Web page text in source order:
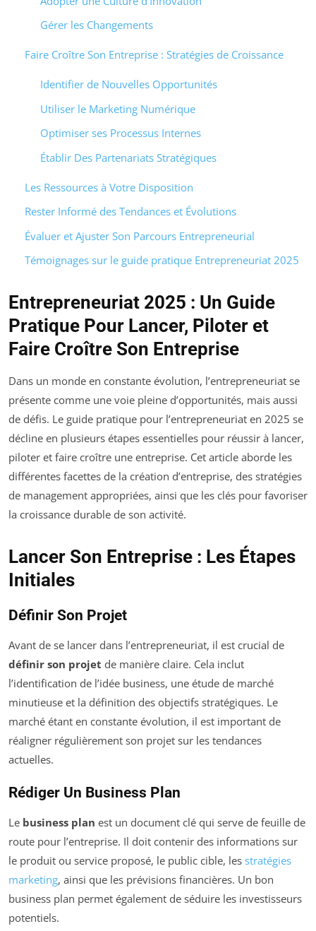
Gérer les Changements
Faire Croître Son Entreprise : Stratégies de Croissance
Identifier de Nouvelles Opportunités
Utiliser le Marketing Numérique
Optimiser ses Processus Internes
Établir Des Partenariats Stratégiques
Les Ressources à Votre Disposition
Rester Informé des Tendances et Évolutions
Évaluer et Ajuster Son Parcours Entrepreneurial
Témoignages sur le guide pratique Entrepreneuriat 2025
Entrepreneuriat 2025 : Un Guide
Pratique Pour Lancer, Piloter et
Faire Croître Son Entreprise
Dans un monde en constante évolution, l’entrepreneuriat se
présente comme une voie pleine d’opportunités, mais aussi
de défis. Le guide pratique pour l’entrepreneuriat en 2025 se
décline en plusieurs étapes essentielles pour réussir à lancer,
piloter et faire croître une entreprise. Cet article aborde les
différentes facettes de la création d’entreprise, des stratégies
de management appropriées, ainsi que les clés pour favoriser
la croissance durable de son activité.
Lancer Son Entreprise : Les Étapes
Initiales
Définir Son Projet
Avant de se lancer dans l’entrepreneuriat, il est crucial de
définir son projet de manière claire. Cela inclut
l’identification de l’idée business, une étude de marché
minutieuse et la définition des objectifs stratégiques. Le
marché étant en constante évolution, il est important de
réaligner régulièrement son projet sur les tendances
actuelles.
Rédiger Un Business Plan
Le business plan est un document clé qui serve de feuille de
route pour l’entreprise. Il doit contenir des informations sur
le produit ou service proposé, le public cible, les stratégies
marketing, ainsi que les prévisions financières. Un bon
business plan permet également de séduire les investisseurs
potentiels.